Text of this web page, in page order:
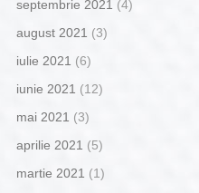
septembrie 2021 (4)
august 2021 (3)
iulie 2021 (6)
iunie 2021 (12)
mai 2021 (3)
aprilie 2021 (5)
martie 2021 (1)